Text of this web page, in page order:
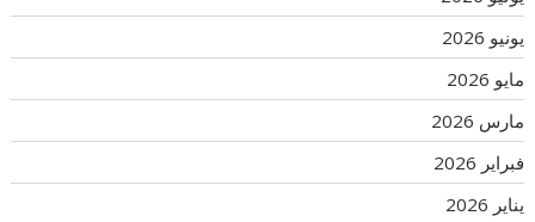
يونيو 2026
مايو 2026
مارس 2026
فبراير 2026
يناير 2026